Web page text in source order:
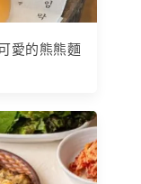
愛的熊熊麵